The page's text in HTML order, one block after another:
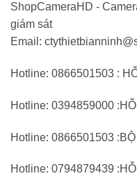
ShopCameraHD -
giám sát
Email:
Hotline: 0866501503 :
Hotline: 0394859000
Hotline: 0866501503
Hotline: 0794879439